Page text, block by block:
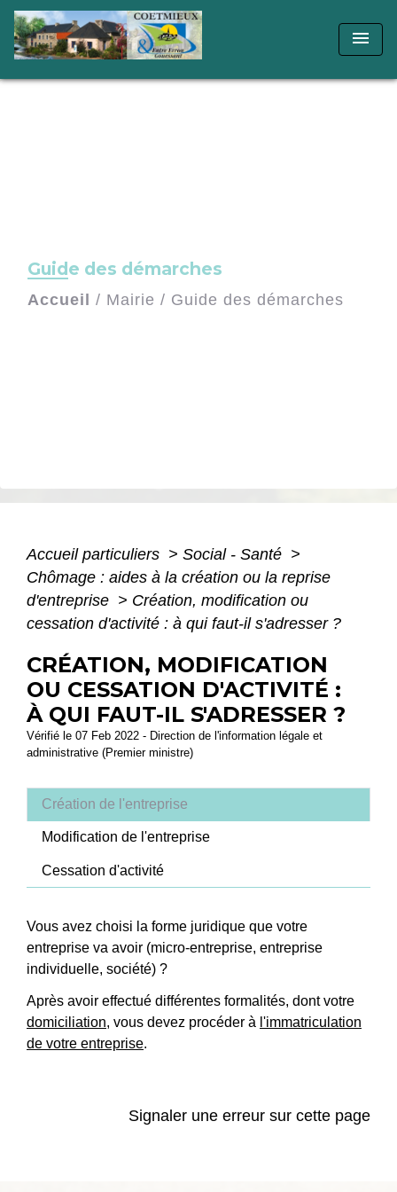
menu
Guide des démarches
Accueil / Mairie / Guide des démarches
Accueil particuliers > Social - Santé >
Chômage : aides à la création ou la reprise
d'entreprise > Création, modification ou
cessation d'activité : à qui faut-il s'adresser ?
CRÉATION, MODIFICATION
OU CESSATION D'ACTIVITÉ :
À QUI FAUT-IL S'ADRESSER ?
Vérifié le 07 Feb 2022 - Direction de l'information légale et
administrative (Premier ministre)
Création de l'entreprise
Modification de l'entreprise
Cessation d'activité
Vous avez choisi la forme juridique que votre
entreprise va avoir (micro-entreprise, entreprise
individuelle, société) ?
Après avoir effectué différentes formalités, dont votre
domiciliation, vous devez procéder à l'immatriculation
de votre entreprise.
Signaler une erreur sur cette page